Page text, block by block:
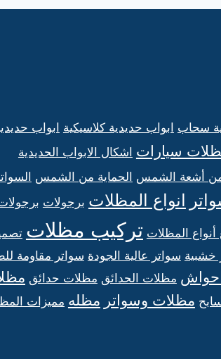
سحاب ابواب حديدية كلاسيكية ابواب
سيارات اشكال الابواب الحديدية
من أشعة الشمس الحماية من الشمس
انواع المظلات برجولات
المظلات تركيب مظلات
خشبية سواتر عالية الجودة سواتر مقاومة
مظلات الحدائق مظلات حدائق
مظلات وسواتر مظله مميزات